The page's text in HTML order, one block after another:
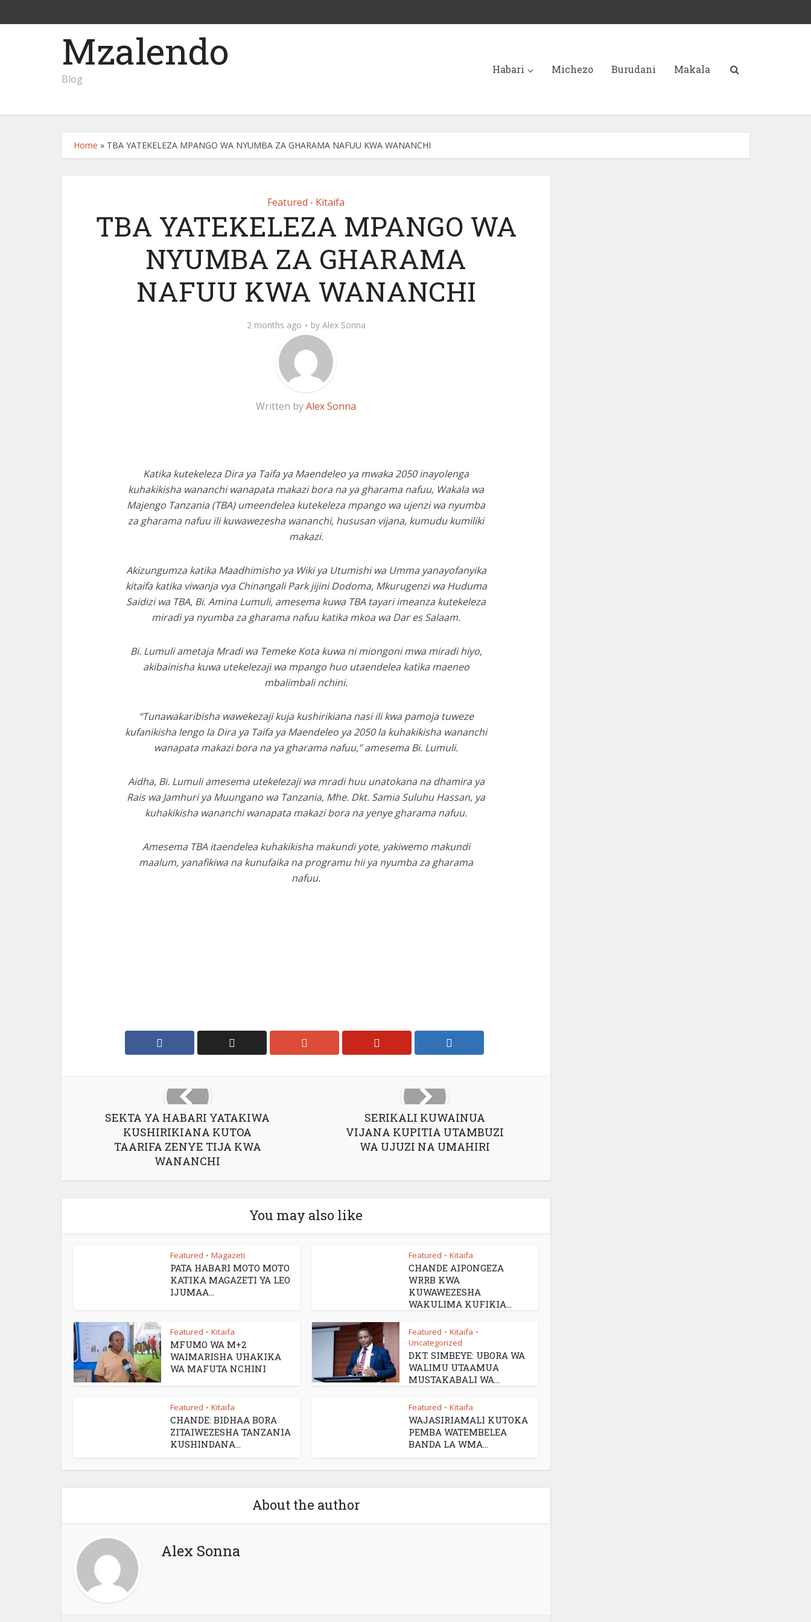
Mzalendo
Blog
Habari Michezo Burudani Makala
Home » TBA YATEKELEZA MPANGO WA NYUMBA ZA GHARAMA NAFUU KWA WANANCHI
Featured • Kitaifa
TBA YATEKELEZA MPANGO WA
NYUMBA ZA GHARAMA
NAFUU KWA WANANCHI
2 months ago by Alex Sonna
Written byAlex Sonna
Katika kutekeleza Dira ya Taifa ya Maendeleo ya mwaka 2050 inayolenga
kuhakikisha wananchi wanapata makazi bora na ya gharama nafuu, Wakala wa
Majengo Tanzania (TBA) umeendelea kutekeleza mpango wa ujenzi wa nyumba
za gharama nafuu ili kuwawezesha wananchi, hususan vijana, kumudu kumiliki
makazi.
Akizungumza katika Maadhimisho ya Wiki ya Utumishi wa Umma yanayofanyika
kitaifa katika viwanja vya Chinangali Park jijini Dodoma, Mkurugenzi wa Huduma
Saidizi wa TBA, Bi. Amina Lumuli, amesema kuwa TBA tayari imeanza kutekeleza
miradi ya nyumba za gharama nafuu katika mkoa wa Dar es Salaam.
Bi. Lumuli ametaja Mradi wa Temeke Kota kuwa ni miongoni mwa miradi hiyo,
akibainisha kuwa utekelezaji wa mpango huo utaendelea katika maeneo
mbalimbali nchini.
“Tunawakaribisha wawekezaji kuja kushirikiana nasi ili kwa pamoja tuweze
kufanikisha lengo la Dira ya Taifa ya Maendeleo ya 2050 la kuhakikisha wananchi
wanapata makazi bora na ya gharama nafuu,” amesema Bi. Lumuli.
Aidha, Bi. Lumuli amesema utekelezaji wa mradi huu unatokana na dhamira ya
Rais wa Jamhuri ya Muungano wa Tanzania, Mhe. Dkt. Samia Suluhu Hassan, ya
kuhakikisha wananchi wanapata makazi bora na yenye gharama nafuu.
Amesema TBA itaendelea kuhakikisha makundi yote, yakiwemo makundi
maalum, yanafikiwa na kunufaika na programu hii ya nyumba za gharama
nafuu.
SEKTA YA HABARI YATAKIWA
KUSHIRIKIANA KUTOA
TAARIFA ZENYE TIJA KWA
WANANCHI
SERIKALI KUWAINUA
VIJANA KUPITIA UTAMBUZI
WA UJUZI NA UMAHIRI
You may also like
Featured • Magazeti
PATA HABARI MOTO MOTO
KATIKA MAGAZETI YA LEO
IJUMAA...
Featured • Kitaifa
CHANDE AIPONGEZA
WRRB KWA
KUWAWEZESHA
WAKULIMA KUFIKIA...
Featured • Kitaifa
MFUMO WA M+2
WAIMARISHA UHAKIKA
WA MAFUTA NCHINI
Featured • Kitaifa •
Uncategorized
DKT. SIMBEYE: UBORA WA
WALIMU UTAAMUA
MUSTAKABALI WA...
Featured • Kitaifa
CHANDE: BIDHAA BORA
ZITAIWEZESHA TANZANIA
KUSHINDANA...
Featured • Kitaifa
WAJASIRIAMALI KUTOKA
PEMBA WATEMBELEA
BANDA LA WMA...
About the author
Alex Sonna